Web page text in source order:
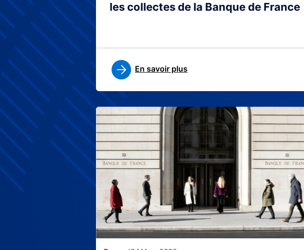
les collectes de la Banque de France
En savoir plus